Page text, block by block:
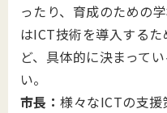
ったり、育成のための
はICT技術を導入する
ど、具体的に決まって
い。
市長：様々なICTの支援